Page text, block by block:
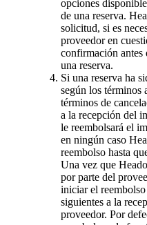
opciones
de una reserva.
solicitud, si es
proveedor en
confirmación antes
una reserva.
Si una reserva ha
según los términos
términos de
a la recepción del
le reembolsará el
en ningún caso
reembolso hasta
Una vez que
por parte del
iniciar el
siguientes a la
proveedor. Por